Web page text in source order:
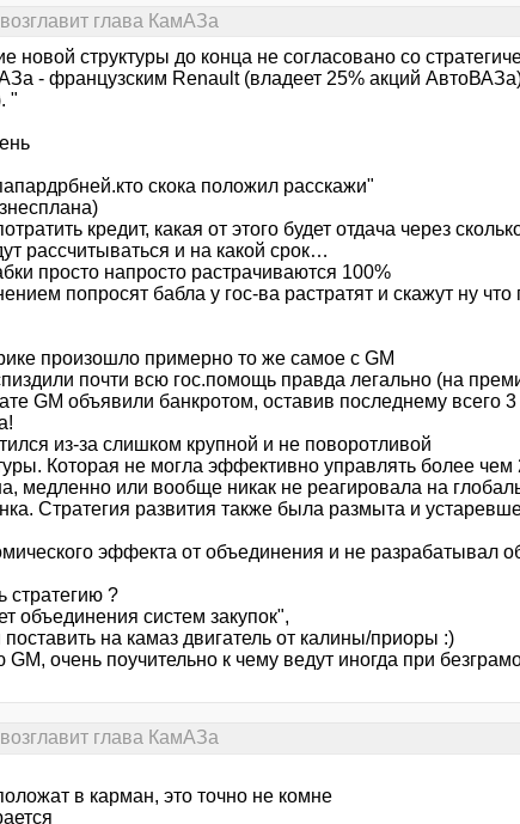
глава КамАЗа
новой структуры до конца не согласовано со
- французским Renault (владеет 25% акций
"
скока положил расскажи"
кредит, какая от этого будет отдача через
рассчитываться и на какой срок…
просто напросто растрачиваются 100%
попросят бабла у гос-ва растратят и скажут ну что
произошло примерно то же самое с GM
почти всю гос.помощь правда легально (на
GM объявили банкротом, оставив последнему всего
из-за слишком крупной и не поворотливой
Которая не могла эффективно управлять более чем
медленно или вообще никак не реагировала на
Стратегия развития также была размыта и
эффекта от объединения и не разрабатывал
стратегию ?
объединения систем закупок",
на камаз двигатель от калины/приоры :)
очень поучительно к чему ведут иногда при
глава КамАЗа
в карман, это точно не комне